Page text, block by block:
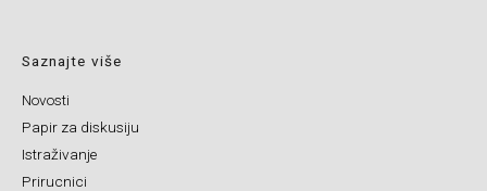
Saznajte više
Novosti
Papir za diskusiju
Istraživanje
Prirucnici